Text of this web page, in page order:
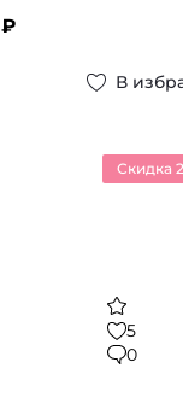
₽
В
Скидка
5
0